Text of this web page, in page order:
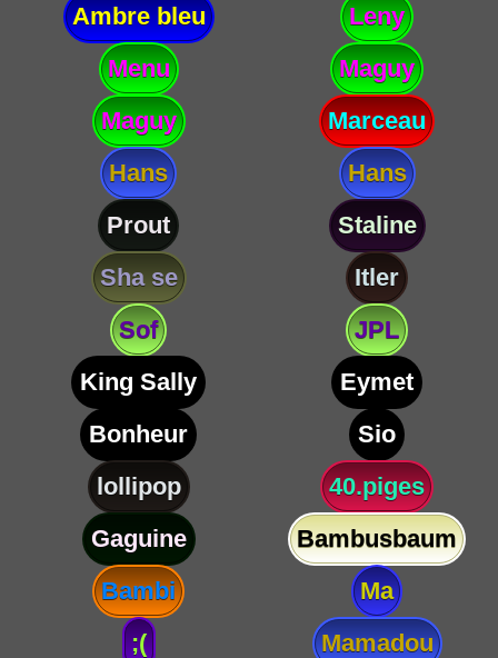
Ambre bleu
Leny
Menu
Maguy
Maguy
Marceau
Hans
Hans
Prout
Staline
Sha se
Itler
Sof
JPL
King Sally
Eymet
Bonheur
Sio
lollipop
40.piges
Gaguine
Bambusbaum
Bambi
Ma
;(
Mamadou